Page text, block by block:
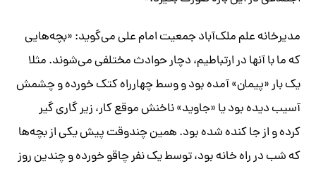
مدیرخانه علم ملک‌آباد جمعیت امام علی می‌گوید: «بچه‌هایی
که ما با آنها در ارتباطیم، دچار حوادث مختلفی می‌شوند. مثلا
یک بار «پیمان» آمده بود و وسط چهارراه کتک خورده و چشمش
آسیب دیده بود یا «جاوید» ناخنش موقع کار، زیر گاری گیر
کرده و از جا کنده شده بود. همین چندوقت پیش یکی از بچه‌ها
که شب در راه خانه بود، توسط یک نفر چاقو خورده و چندین روز